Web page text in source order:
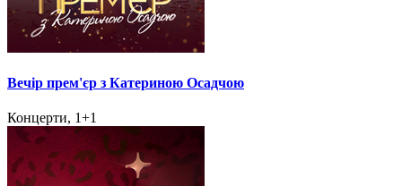
Вечір прем'єр з Катериною Осадчою
Концерти, 1+1